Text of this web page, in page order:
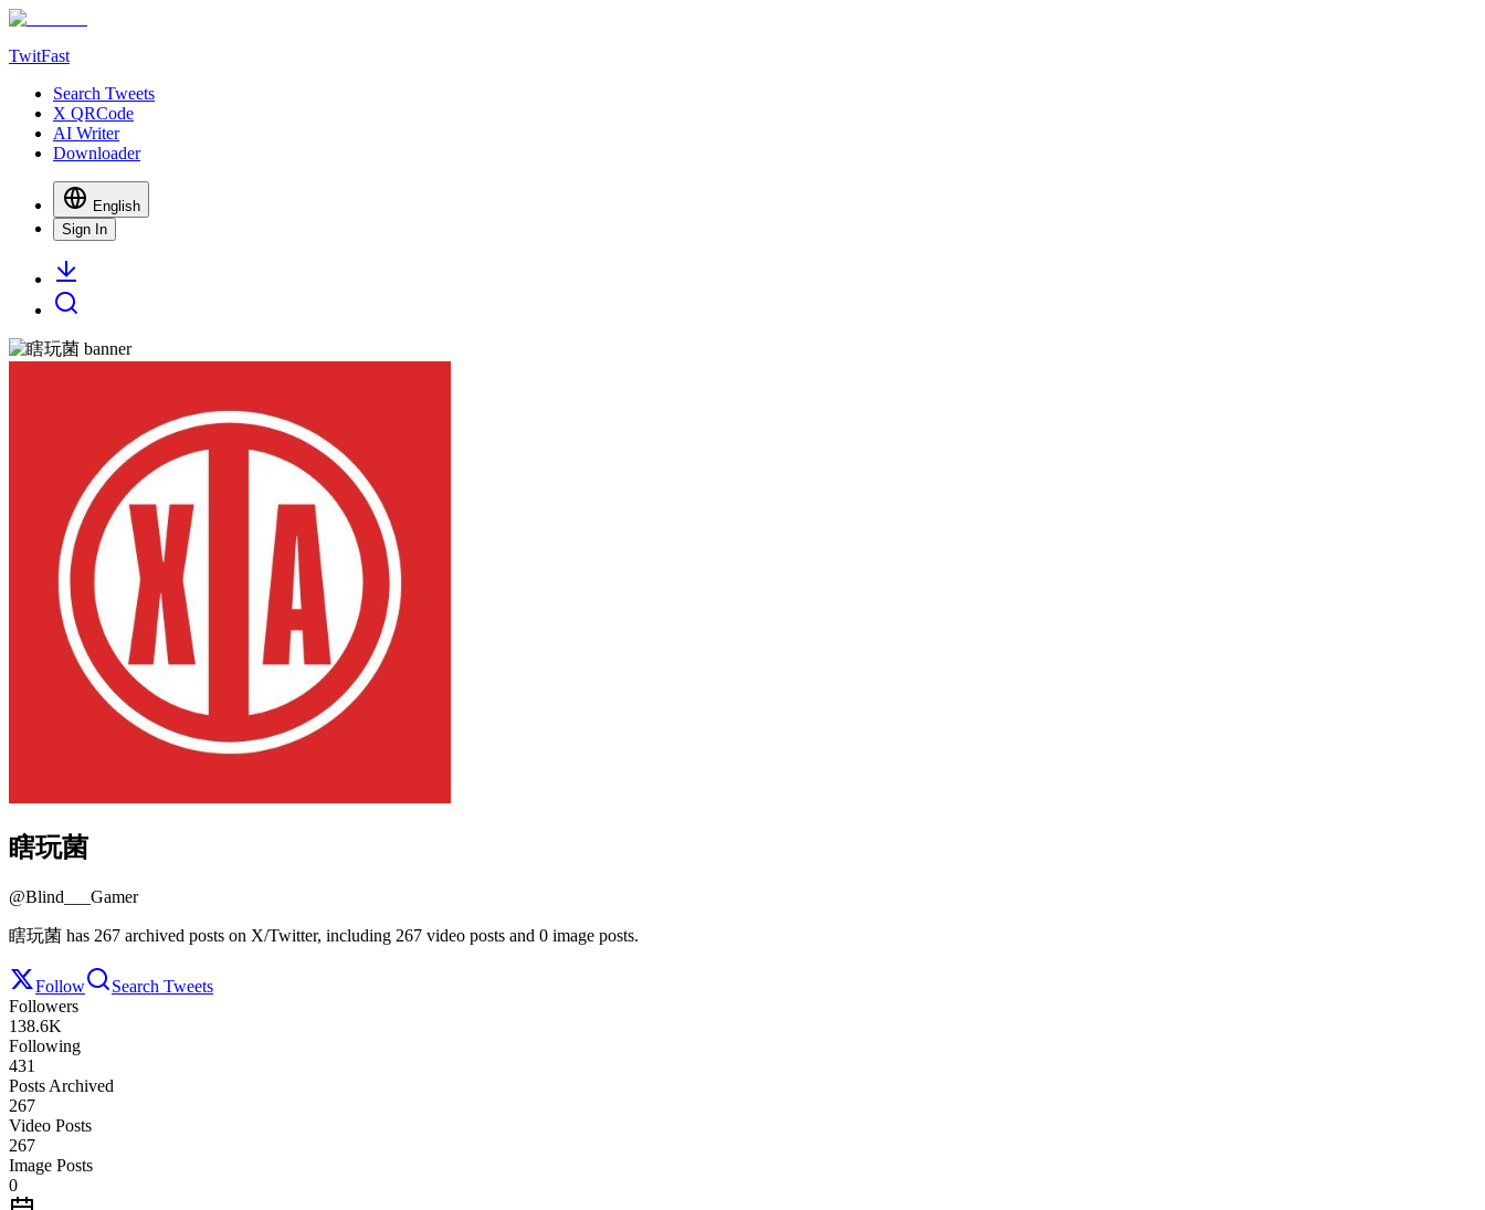
TwitFast
Search Tweets
X QRCode
AI Writer
Downloader
English
Sign In
瞎玩菌
@Blind___Gamer
瞎玩菌 has 267 archived posts on X/Twitter, including 267 video posts and 0 image posts.
Follow
Search Tweets
Followers
138.6K
Following
431
Posts Archived
267
Video Posts
267
Image Posts
0